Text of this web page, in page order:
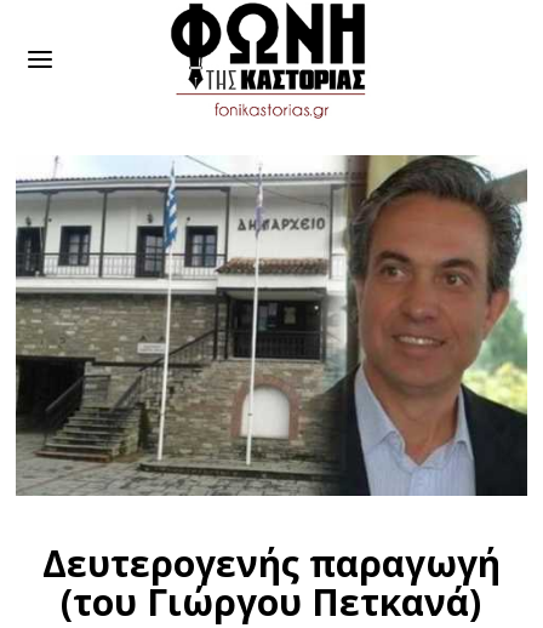
Δευτερογενής παραγωγή
(του Γιώργου Πετκανά)